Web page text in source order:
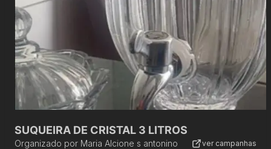
SUQUEIRA DE CRISTAL 3 LITROS
Organizado por Maria Alcione s antonino ver campanhas